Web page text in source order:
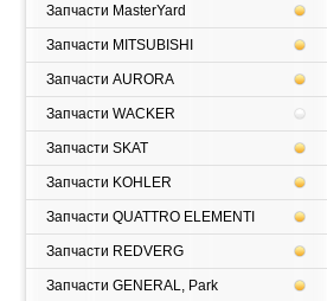
Запчасти MasterYard
Запчасти MITSUBISHI
Запчасти AURORA
Запчасти WACKER
Запчасти SKAT
Запчасти KOHLER
Запчасти QUATTRO ELEMENTI
Запчасти REDVERG
Запчасти GENERAL, Park